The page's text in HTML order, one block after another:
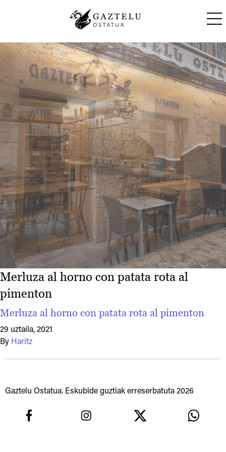
Merluza al horno con patata rota al
pimenton
Merluza al horno con patata rota al pimenton
29 uztaila, 2021
By Haritz
Gaztelu Ostatua. Eskubide guztiak erreserbatuta 2026